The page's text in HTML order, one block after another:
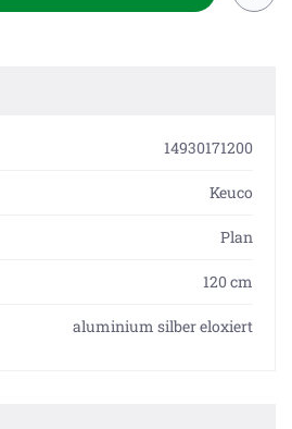
14930171200
Keuco
Plan
120 cm
aluminium silber eloxiert